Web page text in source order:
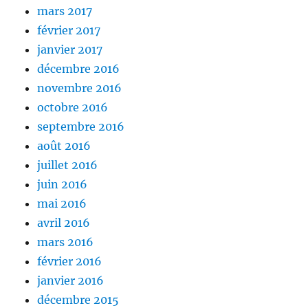
mars 2017
février 2017
janvier 2017
décembre 2016
novembre 2016
octobre 2016
septembre 2016
août 2016
juillet 2016
juin 2016
mai 2016
avril 2016
mars 2016
février 2016
janvier 2016
décembre 2015